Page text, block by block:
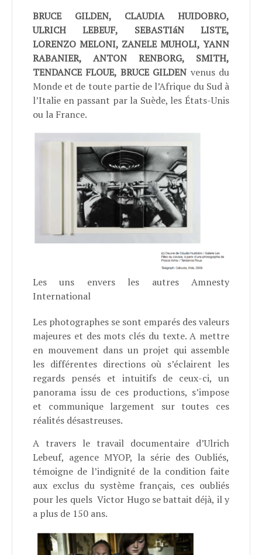
BRUCE GILDEN, CLAUDIA HUIDOBRO,
ULRICH LEBEUF, SEBASTIáN LISTE,
LORENZO MELONI, ZANELE MUHOLI, YANN
RABANIER, ANTON RENBORG, SMITH,
TENDANCE FLOUE, BRUCE GILDEN venus du
Monde et de toute partie de l’Afrique du Sud à
l’Italie en passant par la Suède, les États-Unis
ou la France.
Les uns envers les autres Amnesty
International
Les photographes se sont emparés des valeurs
majeures et des mots clés du texte. A mettre
en mouvement dans un projet qui assemble
les différentes directions où s’éclairent les
regards pensés et intuitifs de ceux-ci, un
panorama issu de ces productions, s’impose
et communique largement sur toutes ces
réalités désastreuses.
A travers le travail documentaire d’Ulrich
Lebeuf, agence MYOP, la série des Oubliés,
témoigne de l’indignité de la condition faite
aux exclus du système français, ces oubliés
pour les quels Victor Hugo se battait déjà, il y
a plus de 150 ans.